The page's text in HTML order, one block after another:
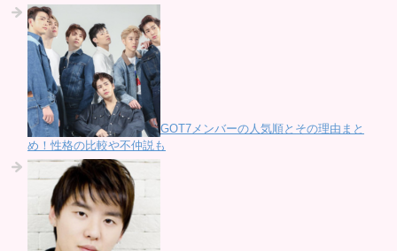
GOT7メンバーの人気順とその理由まと
め！性格の比較や不仲説も